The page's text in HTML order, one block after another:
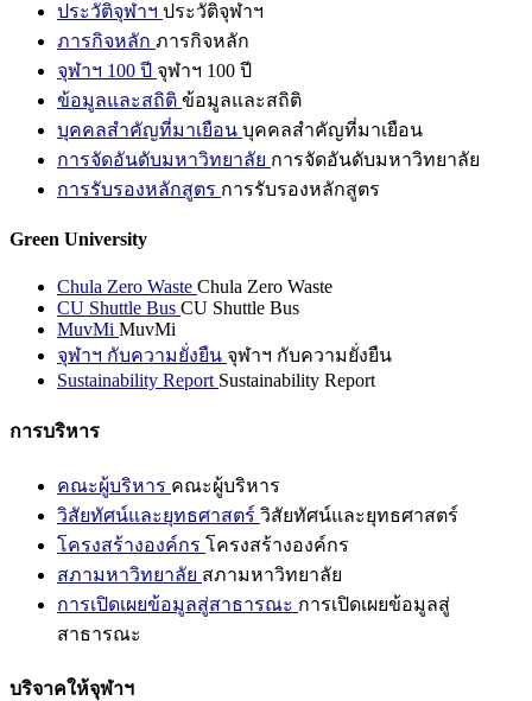
ประวัติจุฬาฯ ประวัติจุฬาฯ
ภารกิจหลัก ภารกิจหลัก
จุฬาฯ 100 ปี จุฬาฯ 100 ปี
ข้อมูลและสถิติ ข้อมูลและสถิติ
บุคคลสำคัญที่มาเยือน บุคคลสำคัญที่มาเยือน
การจัดอันดับมหาวิทยาลัย การจัดอันดับมหาวิทยาลัย
การรับรองหลักสูตร การรับรองหลักสูตร
Green University
Chula Zero Waste Chula Zero Waste
CU Shuttle Bus CU Shuttle Bus
MuvMi MuvMi
จุฬาฯ กับความยั่งยืน จุฬาฯ กับความยั่งยืน
Sustainability Report Sustainability Report
การบริหาร
คณะผู้บริหาร คณะผู้บริหาร
วิสัยทัศน์และยุทธศาสตร์ วิสัยทัศน์และยุทธศาสตร์
โครงสร้างองค์กร โครงสร้างองค์กร
สภามหาวิทยาลัย สภามหาวิทยาลัย
การเปิดเผยข้อมูลสู่สาธารณะ การเปิดเผยข้อมูลสู่
สาธารณะ
บริจาคให้จุฬาฯ